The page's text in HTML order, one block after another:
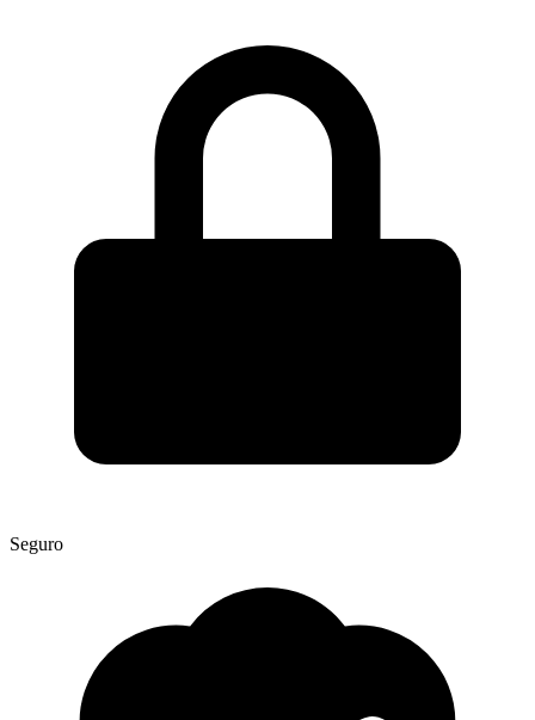
Seguro